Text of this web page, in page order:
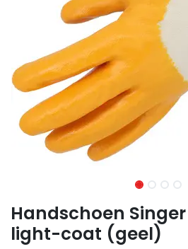
Handschoen
light-coat (geel)